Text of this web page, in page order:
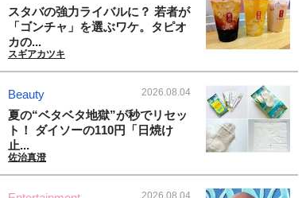
スタバの強力ライバルに？ 若者が
「ゴンチャ」を選ぶワケ。タピオ
カの...
スギアカツキ
Beauty 2026.08.04
夏の“ベタベタ地獄”が秒でリセッ
ト！ ダイソーの110円「日焼け
止...
佐治真澄
2026.08.04